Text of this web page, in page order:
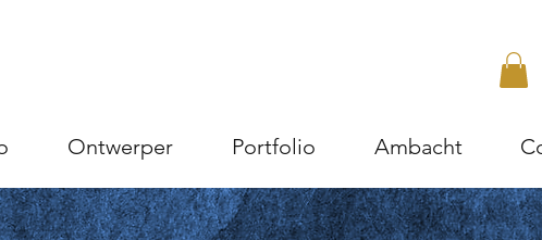
Ontwerper Portfolio Ambacht